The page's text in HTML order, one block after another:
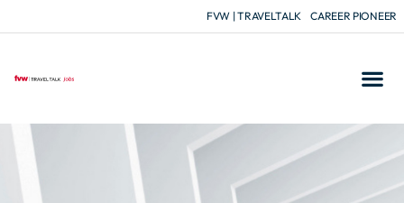
FVW | TRAVELTALK CAREER PIONEER